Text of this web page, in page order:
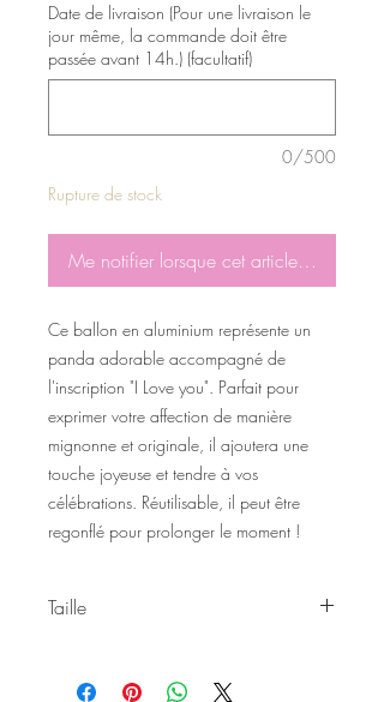
Date de livraison (Pour une livraison le
jour même, la commande doit être
passée avant 14h.) (facultatif)
0/500
Rupture de stock
Me notifier lorsque cet article est
Ce ballon en aluminium représente un
panda adorable accompagné de
l'inscription "I Love you". Parfait pour
exprimer votre affection de manière
mignonne et originale, il ajoutera une
touche joyeuse et tendre à vos
célébrations. Réutilisable, il peut être
regonflé pour prolonger le moment !
Taille